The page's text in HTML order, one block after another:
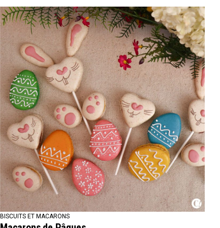
BISCUITS ET MACARONS